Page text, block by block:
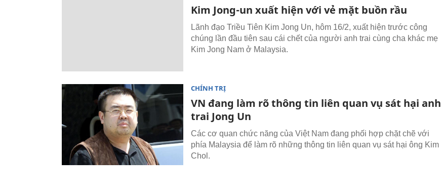
Kim Jong-un xuất hiện với vẻ mặt buồn rầu
Lãnh đạo Triều Tiên Kim Jong Un, hôm 16/2, xuất hiện trước công
chúng lần đầu tiên sau cái chết của người anh trai cùng cha khác mẹ
Kim Jong Nam ở Malaysia.
CHÍNH TRỊ
VN đang làm rõ thông tin liên quan vụ sát hại anh
trai Jong Un
Các cơ quan chức năng của Việt Nam đang phối hợp chặt chẽ với
phía Malaysia để làm rõ những thông tin liên quan vụ sát hại ông Kim
Chol.